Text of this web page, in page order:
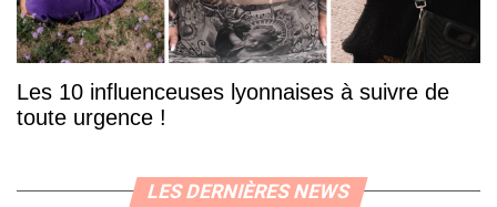
Les 10 influenceuses lyonnaises à suivre de
toute urgence !
LES DERNIÈRES NEWS